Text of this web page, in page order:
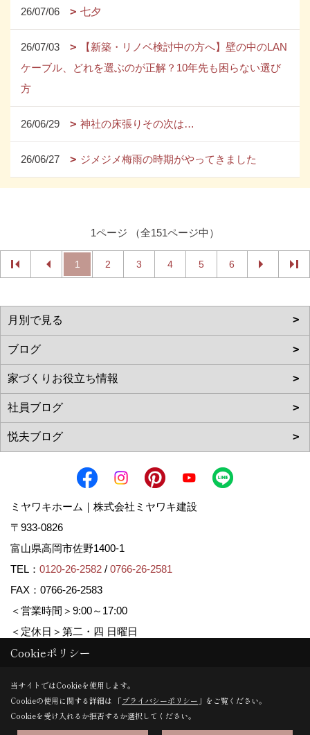
26/07/06 七夕
26/07/03
【新築・リノベ検討中の方へ】壁の中のLAN
ケーブル、どれを選ぶのが正解？10年先も困らない選び
方
26/06/29 神社の床張りその次は…
26/06/27 ジメジメ梅雨の時期がやってきました
1ページ （全151ページ中）
1 2 3 4 5 6
ミヤワキホーム｜株式会社ミヤワキ建設
〒933-0826
富山県高岡市佐野1400-1
TEL： 0120-26-2582 / 0766-26-2581
FAX：0766-26-2583
＜営業時間＞9:00～17:00
＜定休日＞第二・四 日曜日
Copyright (c) MIYAWAKI HOME. All Rights Reserved.
Produced byゴデスクリエイト
Cookieポリシー
当サイトではCookieを使用します。
Cookieの使用に関する詳細は 「プライバシーポリシー 」をご覧ください。
Cookieを受け入れるか拒否するか選択してください。